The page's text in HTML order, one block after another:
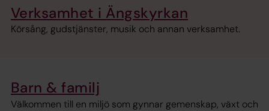
Verksamhet i Ängskyrkan
Körsång, gudstjänster, musik och annan verksamhet.
Barn & familj
Välkommen till en miljö som gynnar gemenskap, växt och